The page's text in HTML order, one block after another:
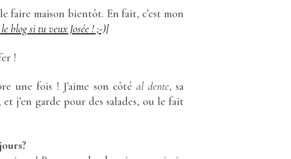
faire maison bientôt. En fait, c’est mon
blog si tu veux Josée ! ;-)]
!
une fois ! J’aime son côté al dente, sa
et j’en garde pour des salades, ou le fait